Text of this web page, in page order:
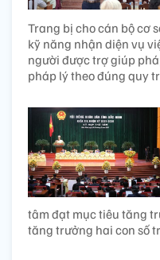
Trang bị cho cán bộ cơ
kỹ năng nhận diện vụ
người được trợ giúp
pháp lý theo đúng quy
tâm đạt mục tiêu tăng
tăng trưởng hai con số